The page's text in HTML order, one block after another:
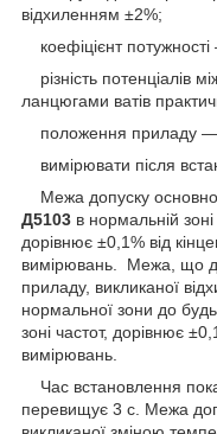
відхиленням ±2%;
коефіцієнт
різність потенціалів
ланцюгами ватів
положення приладу —
вимірювати після
Межа допуску
Д5103 в нормальній
дорівнює ±0,1% від
вимірювань. Межа, що
приладу, викликаної
нормальної зони до
зоні частот, дорівнює
вимірювань.
Час встановлення
перевищує 3 с. Межа